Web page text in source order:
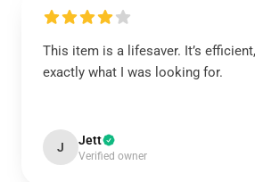
This item is a lifesaver. It’s
exactly what I was looking for.
J Jett
Verified owner